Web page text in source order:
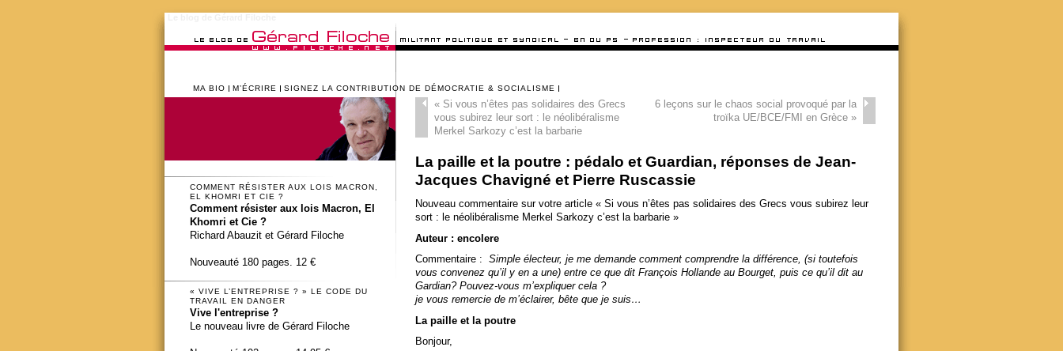
MA BIO M’ÉCRIRE SIGNEZ LA CONTRIBUTION DE DÉMOCRATIE & SOCIALISME
«Si vous n’êtes pas solidaires des Grecs
vous subirez leur sort : le néolibéralisme
Merkel Sarkozy c’est la barbarie
6 leçons sur le chaos social provoqué par la
troïka UE/BCE/FMI en Grèce»
La paille et la poutre : pédalo et Guardian, réponses de Jean-
Jacques Chavigné et Pierre Ruscassie
Nouveau commentaire sur votre article « Si vous n’êtes pas solidaires des Grecs vous subirez leur
sort : le néolibéralisme Merkel Sarkozy c’est la barbarie »
Auteur : encolere
Commentaire : Simple électeur, je me demande comment comprendre la différence, (si toutefois
vous convenez qu’il y en a une) entre ce que dit François Hollande au Bourget, puis ce qu’il dit au
Gardian? Pouvez-vous m’expliquer cela ?
je vous remercie de m’éclairer, bête que je suis…
La paille et la poutre
Bonjour,
COMMENT RÉSISTER AUX LOIS MACRON,
EL KHOMRI ET CIE ?
Comment résister aux lois Macron, El
Khomri et Cie ?
Richard Abauzit et Gérard Filoche
Nouveauté 180 pages. 12 €
« VIVE L’ENTREPRISE ? » LE CODE DU
TRAVAIL EN DANGER
Vive l'entreprise ?
Le nouveau livre de Gérard Filoche